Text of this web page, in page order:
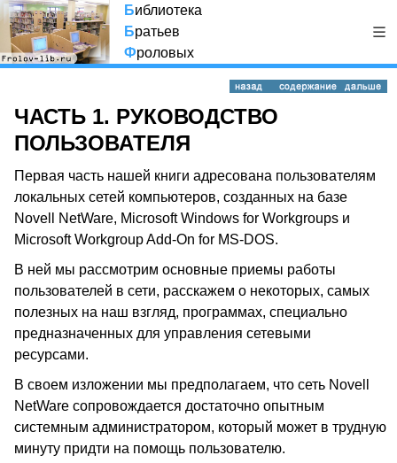
Библиотека
Братьев
Фроловых
ЧАСТЬ 1. РУКОВОДСТВО
ПОЛЬЗОВАТЕЛЯ
Первая часть нашей книги адресована пользователям
локальных сетей компьютеров, созданных на базе
Novell NetWare, Microsoft Windows for Workgroups и
Microsoft Workgroup Add-On for MS-DOS.
В ней мы рассмотрим основные приемы работы
пользователей в сети, расскажем о некоторых, самых
полезных на наш взгляд, программах, специально
предназначенных для управления сетевыми
ресурсами.
В своем изложении мы предполагаем, что сеть Novell
NetWare сопровождается достаточно опытным
системным администратором, который может в трудную
минуту придти на помощь пользователю.